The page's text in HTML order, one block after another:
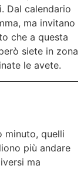
Dal calendario
ma invitano
che a questa
siete in zona
le avete.
minuto, quelli
più andare
ma